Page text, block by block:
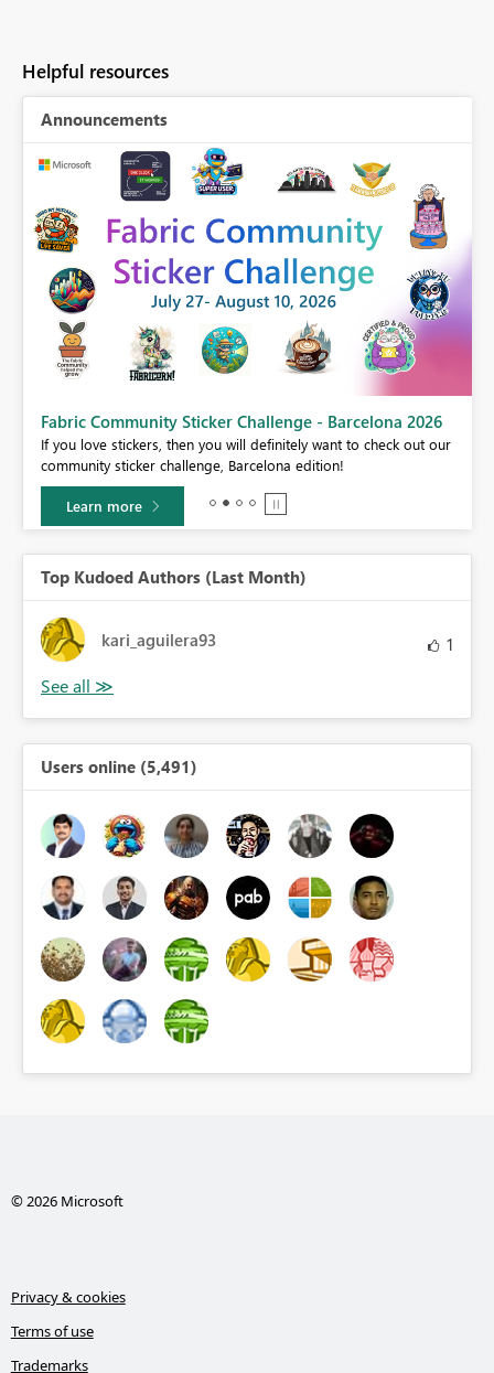
Helpful resources
Announcements
Fabric Community Sticker Challenge - Barcelona 2026
If you love stickers, then you will definitely want to check out our
community sticker challenge, Barcelona edition!
Learn more
Top Kudoed Authors (Last Month)
kari_aguilera93 1
Users online (5,491)
© 2026 Microsoft
Privacy & cookies
Terms of use
Trademarks